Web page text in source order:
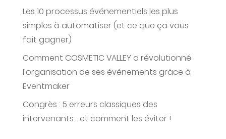
Les 10 processus événementiels les plus
simples à automatiser (et ce que ça vous
fait gagner)
Comment COSMETIC VALLEY a révolutionné
l’organisation de ses événements grâce à
Eventmaker
Congrès : 5 erreurs classiques des
intervenants… et comment les éviter !